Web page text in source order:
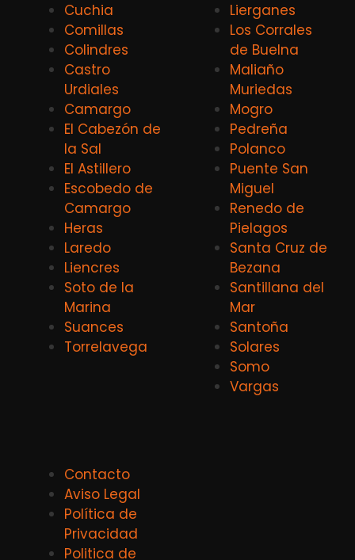
Cuchia
Comillas
Colindres
Castro
Urdiales
Camargo
El Cabezón de
la Sal
El Astillero
Escobedo de
Camargo
Heras
Laredo
Liencres
Soto de la
Marina
Suances
Torrelavega
Lierganes
Los Corrales
de Buelna
Maliaño
Muriedas
Mogro
Pedreña
Polanco
Puente San
Miguel
Renedo de
Pielagos
Santa Cruz de
Bezana
Santillana del
Mar
Santoña
Solares
Somo
Vargas
Contacto
Aviso Legal
Política de
Privacidad
Politica de